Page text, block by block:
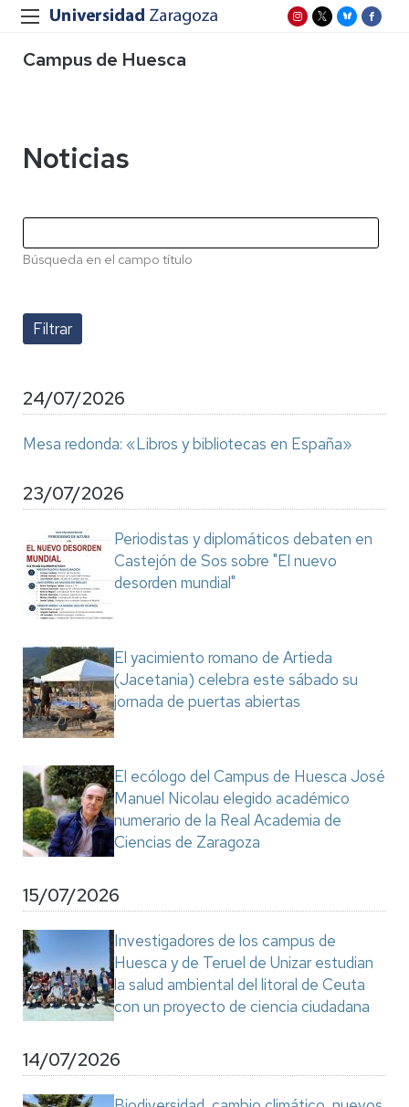
Campus de Huesca
Noticias
Búsqueda en el campo título
24/07/2026
Mesa redonda: «Libros y bibliotecas en España»
23/07/2026
Periodistas y diplomáticos debaten en
Castejón de Sos sobre "El nuevo
desorden mundial"
El yacimiento romano de Artieda
(Jacetania) celebra este sábado su
jornada de puertas abiertas
El ecólogo del Campus de Huesca José
Manuel Nicolau elegido académico
numerario de la Real Academia de
Ciencias de Zaragoza
15/07/2026
Investigadores de los campus de
Huesca y de Teruel de Unizar estudian
la salud ambiental del litoral de Ceuta
con un proyecto de ciencia ciudadana
14/07/2026